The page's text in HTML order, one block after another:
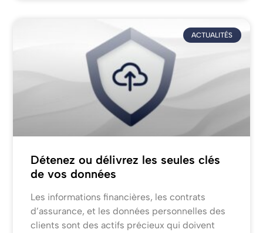
ACTUALITÉS
Détenez ou délivrez les seules clés
de vos données
Les informations financières, les contrats
d’assurance, et les données personnelles des
clients sont des actifs précieux qui doivent